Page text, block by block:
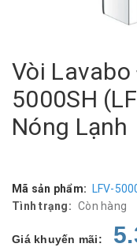
Vòi Lavabo
5000SH
Nóng Lạnh
Mã sản phẩm: LFV-
Tình trạng: Còn hàng
Giá khuyến mãi: